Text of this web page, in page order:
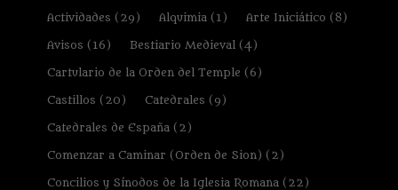
Actividades (29) Alquimia(1) Arte Iniciático (8)
Avisos (16) Bestiario Medieval(4)
Cartulario de la Orden del Temple (6)
Castillos (20) Catedrales (9)
Catedrales de España(2)
Comenzar a Caminar (Orden de Sion) (2)
Concilios y Sínodos de la Iglesia Romana(22)